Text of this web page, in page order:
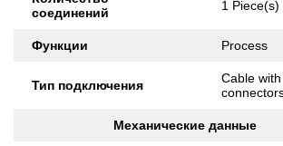
соединений
1 Piece(s)
Функции Process
Тип подключения
Cable
Механические данные